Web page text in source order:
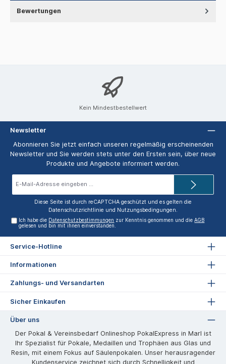
Bewertungen
Kein Mindestbestellwert
Newsletter
Abonnieren Sie jetzt einfach unseren regelmäßig erscheinenden
Newsletter und Sie werden stets unter den Ersten sein, über neue
Produkte und Angebote informiert werden.
Diese Seite ist durch reCAPTCHA geschützt und es gelten die
Datenschutzrichtlinie und Nutzungsbedingungen.
Ich habe die Datenschutzbestimmungen zur Kenntnis genommen und dieAGB
gelesen und bin mit ihnen einverstanden.
Service-Hotline
Informationen
Zahlungs- und Versandarten
Sicher Einkaufen
Über uns
Der Pokal & Vereinsbedarf Onlineshop PokalExpress in Marl ist
Ihr Spezialist für Pokale, Medaillen und Trophäen aus Glas und
Resin, mit einem Fokus auf Säulenpokalen. Unser herausragender
Kundenservice zeichnet sich durch Schnelligkeit und